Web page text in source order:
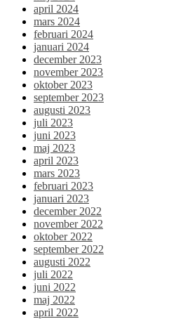
april 2024
mars 2024
februari 2024
januari 2024
december 2023
november 2023
oktober 2023
september 2023
augusti 2023
juli 2023
juni 2023
maj 2023
april 2023
mars 2023
februari 2023
januari 2023
december 2022
november 2022
oktober 2022
september 2022
augusti 2022
juli 2022
juni 2022
maj 2022
april 2022